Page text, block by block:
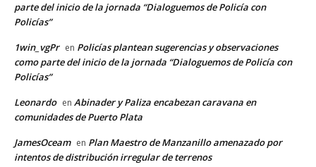
parte del inicio de la jornada “Dialoguemos de Policía con
Policías”
1win_vgPr en Policías plantean sugerencias y observaciones
como parte del inicio de la jornada “Dialoguemos de Policía con
Policías”
Leonardo en Abinader y Paliza encabezan caravana en
comunidades de Puerto Plata
JamesOceam en Plan Maestro de Manzanillo amenazado por
intentos de distribución irregular de terrenos